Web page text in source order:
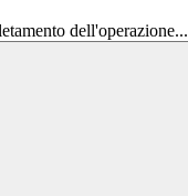
dell'operazione...